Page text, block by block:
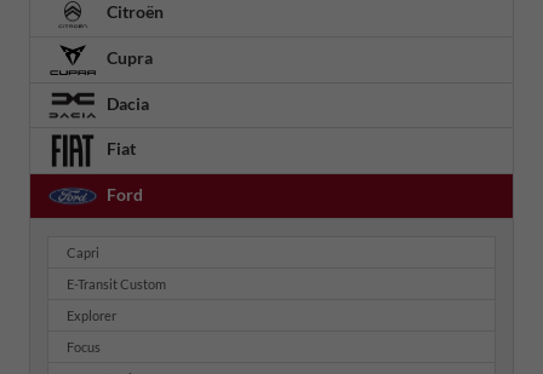
Citroën
Cupra
Dacia
Fiat
Ford
Capri
E-Transit Custom
Explorer
Focus